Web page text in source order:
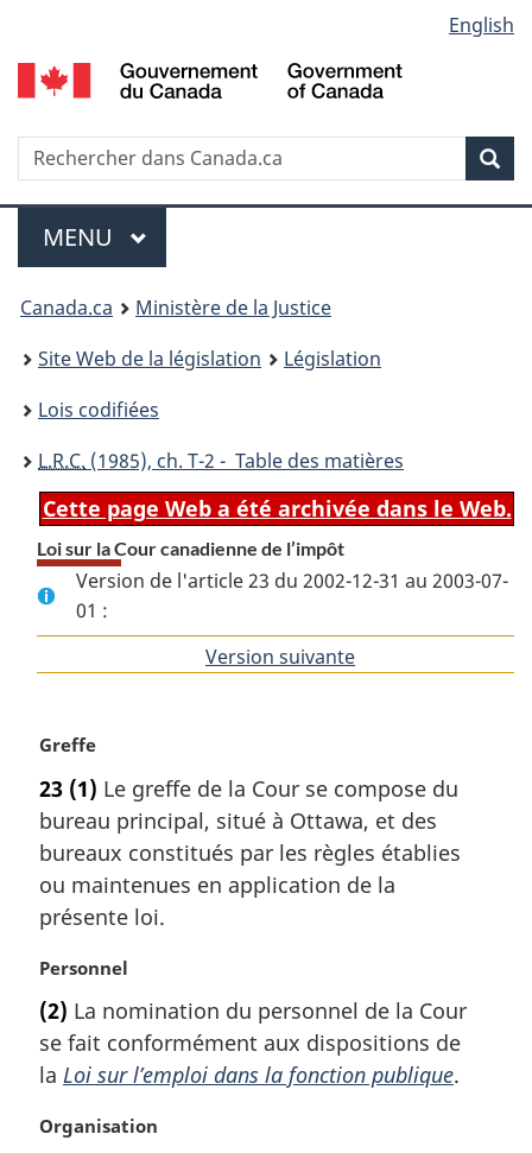
au
contenu
propos
de
la
HTML
simplifiée
selection
English
Recherche
Menu
MENU PRINCIPAL
You
are
here:
Canada.ca
Ministère de la Justice
Site Web de la législation
Législation
Lois codifiées
L.R.C. (1985), ch. T-2 - Table des matières
Cette page Web a été archivée dans le Web.
Loi sur la Cour canadienne de l’impôt
Version de l'article 23 du 2002-12-31 au 2003-07-
01 :
Version suivante
N
t
e
m
a
g
n
a
e
:
Greffe
23 (1) Le greffe de la Cour se compose du
bureau principal, situé à Ottawa, et des
bureaux constitués par les règles établies
ou maintenues en application de la
présente loi.
N
t
e
m
r
Personnel
(2) La nomination du personnel de la Cour
se fait conformément aux dispositions de
la Loi sur l’emploi dans la fonction publique.
N
Organisation